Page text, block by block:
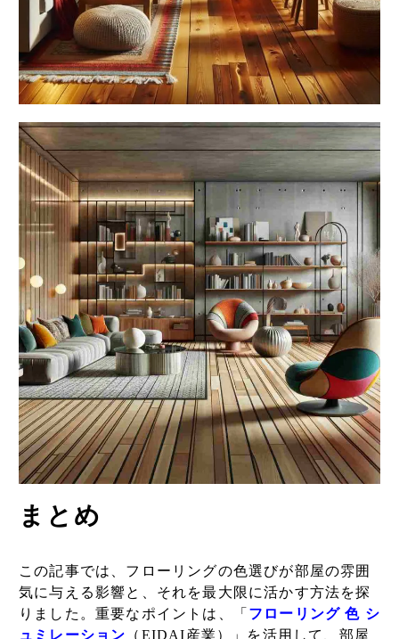
まとめ
この記事では、フローリングの色選びが部屋の雰囲
気に与える影響と、それを最大限に活かす方法を探
りました。重要なポイントは、「 フローリング 色 シ
ュミレーション （EIDAI産業）」を活用して、部屋